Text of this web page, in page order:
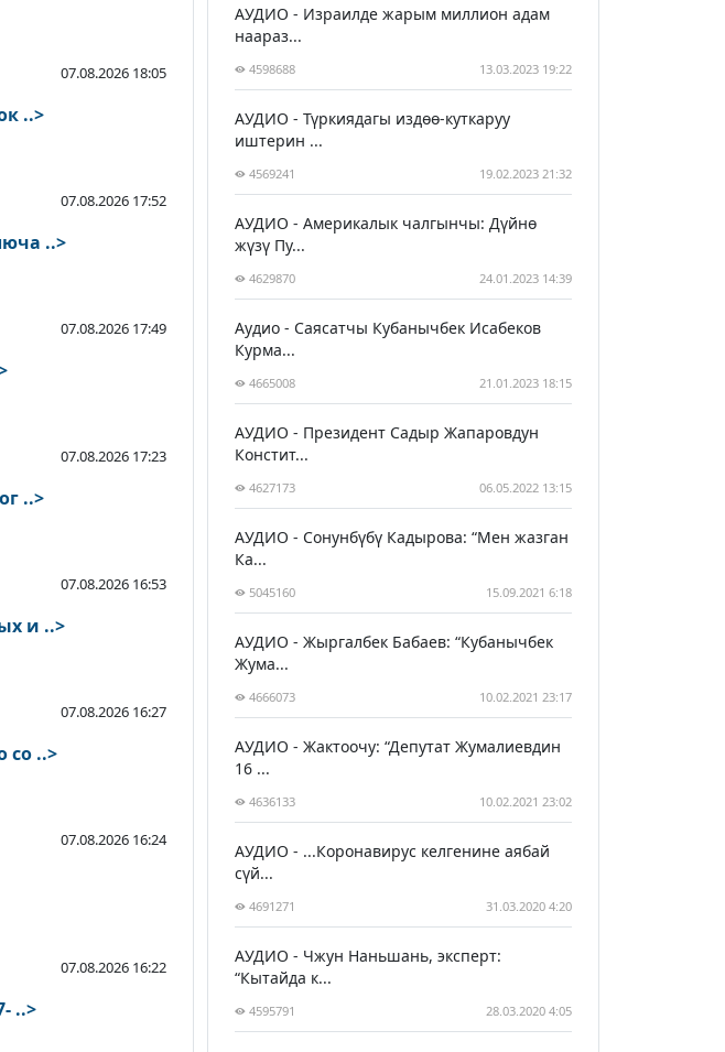
07.08.2026 18:05
В Бишкеке на ремонт закроют участок улицы Тоголок ..>
07.08.2026 17:52
..>
07.08.2026 17:49
07.08.2026 17:23
..>
07.08.2026 16:53
и ..>
07.08.2026 16:27
со ..>
07.08.2026 16:24
07.08.2026 16:22
..>
АУДИО - Израилде жарым миллион адам
наараз...
4598688 13.03.2023 19:22
АУДИО - Түркиядагы издөө-куткаруу
иштерин ...
4569241 19.02.2023 21:32
АУДИО - Америкалык чалгынчы: Дүйнө
жүзү Пу...
4629870 24.01.2023 14:39
Аудио - Саясатчы Кубанычбек Исабеков
Курма...
4665008 21.01.2023 18:15
АУДИО - Президент Садыр Жапаровдун
Констит...
4627173 06.05.2022 13:15
АУДИО - Сонунбүбү Кадырова: “Мен жазган
Ка...
5045160 15.09.2021 6:18
АУДИО - Жыргалбек Бабаев: “Кубанычбек
Жума...
4666073 10.02.2021 23:17
АУДИО - Жактоочу: “Депутат Жумалиевдин
16 ...
4636133 10.02.2021 23:02
АУДИО - ...Коронавирус келгенине аябай
сүй...
4691271 31.03.2020 4:20
АУДИО - Чжун Наньшань, эксперт:
“Кытайда к...
4595791 28.03.2020 4:05